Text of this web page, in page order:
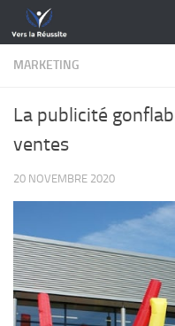
Skip to content
MARKETING
La publicité
ventes
20 NOVEMBRE 2020